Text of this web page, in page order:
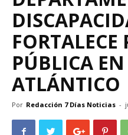
PÚBLICA EN
ATLÁNTICO
Por Redacción 7 Días Noticias -